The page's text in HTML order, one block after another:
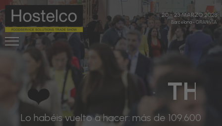
20- 23 MARZO 2028
Barcelona-GRAN VIA
❤️ C AS
Lo habéis vuelto a hacer: más de 109.600